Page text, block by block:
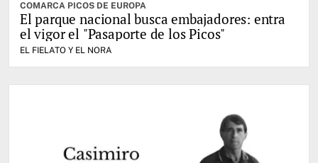
COMARCA PICOS DE EUROPA
El parque nacional busca embajadores: entra
el vigor el "Pasaporte de los Picos"
EL FIELATO Y EL NORA